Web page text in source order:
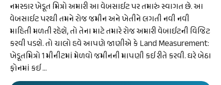
નમસ્કાર ખેડૂત મિત્રો અમારી આ વેબસાઈટ પર તમારું સ્વાગત છે. આ
વેબસાઈટ પરથી તમને રોજ જમીન અને ખેતીને લગતી નવી નવી
માહિતી મળતી રહેશે, તો તેના માટે તમારે રોજ અમારી વેબાઈટની વિજિટ
કરવી પડશે. તો ચાલો હવે આપણે જાણીએ કે Land Measurement:
ખેડૂતમિત્રો 1 મીનીટમાં મેળવો જમીનની માપણી કઈ રીતે કરવી. ઘરે બેઠા
ફોનમાં કઈ …